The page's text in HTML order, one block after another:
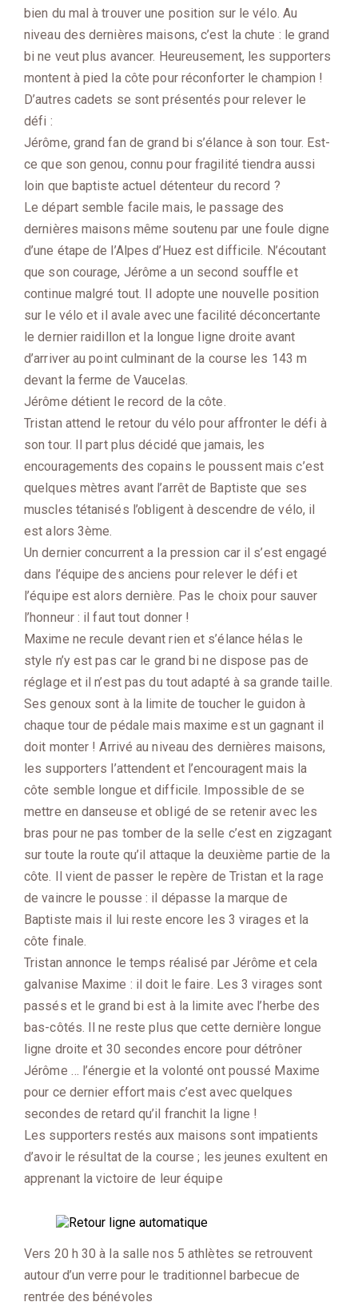
bien du mal à trouver une position sur le vélo. Au
niveau des dernières maisons, c’est la chute : le grand
bi ne veut plus avancer. Heureusement, les supporters
montent à pied la côte pour réconforter le champion !
D’autres cadets se sont présentés pour relever le
défi :
Jérôme, grand fan de grand bi s’élance à son tour. Est-
ce que son genou, connu pour fragilité tiendra aussi
loin que baptiste actuel détenteur du record ?
Le départ semble facile mais, le passage des
dernières maisons même soutenu par une foule digne
d’une étape de l’Alpes d’Huez est difficile. N’écoutant
que son courage, Jérôme a un second souffle et
continue malgré tout. Il adopte une nouvelle position
sur le vélo et il avale avec une facilité déconcertante
le dernier raidillon et la longue ligne droite avant
d’arriver au point culminant de la course les 143 m
devant la ferme de Vaucelas.
Jérôme détient le record de la côte.
Tristan attend le retour du vélo pour affronter le défi à
son tour. Il part plus décidé que jamais, les
encouragements des copains le poussent mais c’est
quelques mètres avant l’arrêt de Baptiste que ses
muscles tétanisés l’obligent à descendre de vélo, il
est alors 3ème.
Un dernier concurrent a la pression car il s’est engagé
dans l’équipe des anciens pour relever le défi et
l’équipe est alors dernière. Pas le choix pour sauver
l’honneur : il faut tout donner !
Maxime ne recule devant rien et s’élance hélas le
style n’y est pas car le grand bi ne dispose pas de
réglage et il n’est pas du tout adapté à sa grande taille.
Ses genoux sont à la limite de toucher le guidon à
chaque tour de pédale mais maxime est un gagnant il
doit monter ! Arrivé au niveau des dernières maisons,
les supporters l’attendent et l’encouragent mais la
côte semble longue et difficile. Impossible de se
mettre en danseuse et obligé de se retenir avec les
bras pour ne pas tomber de la selle c’est en zigzagant
sur toute la route qu’il attaque la deuxième partie de la
côte. Il vient de passer le repère de Tristan et la rage
de vaincre le pousse : il dépasse la marque de
Baptiste mais il lui reste encore les 3 virages et la
côte finale.
Tristan annonce le temps réalisé par Jérôme et cela
galvanise Maxime : il doit le faire. Les 3 virages sont
passés et le grand bi est à la limite avec l’herbe des
bas-côtés. Il ne reste plus que cette dernière longue
ligne droite et 30 secondes encore pour détrôner
Jérôme … l’énergie et la volonté ont poussé Maxime
pour ce dernier effort mais c’est avec quelques
secondes de retard qu’il franchit la ligne !
Les supporters restés aux maisons sont impatients
d’avoir le résultat de la course ; les jeunes exultent en
apprenant la victoire de leur équipe
Vers 20 h 30 à la salle nos 5 athlètes se retrouvent
autour d’un verre pour le traditionnel barbecue de
rentrée des bénévoles